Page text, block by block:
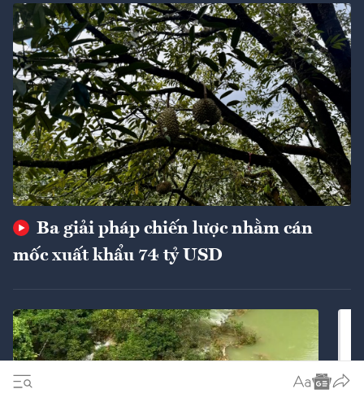
Ba giải pháp chiến lược nhằm cán
mốc xuất khẩu 74 tỷ USD